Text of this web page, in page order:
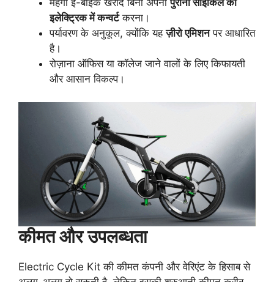
इलेक्ट्रिक में कन्वर्टकरना।
पर्यावरण के अनुकूल, क्योंकि यहज़ीरो एमिशनपर आधारित
है।
रोज़ाना ऑफिस या कॉलेज जाने वालों के लिए किफायती
और आसान विकल्प।
कीमत और उपलब्धता
Electric Cycle Kit की कीमत कंपनी और वेरिएंट के हिसाब से